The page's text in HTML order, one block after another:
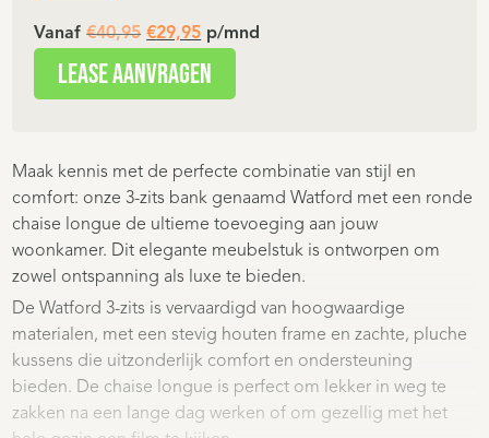
Vanaf €40,95 Oorspronkelijke
prijs
was:
€29,95Huidige
prijs
is:
p/mnd
Lease aanvragen
Maak kennis met de perfecte combinatie van stijl en
comfort: onze 3-zits bank genaamd Watford met een ronde
chaise longue de ultieme toevoeging aan jouw
woonkamer. Dit elegante meubelstuk is ontworpen om
zowel ontspanning als luxe te bieden.
De Watford 3-zits is vervaardigd van hoogwaardige
materialen, met een stevig houten frame en zachte, pluche
kussens die uitzonderlijk comfort en ondersteuning
bieden. De chaise longue is perfect om lekker in weg te
zakken na een lange dag werken of om gezellig met het